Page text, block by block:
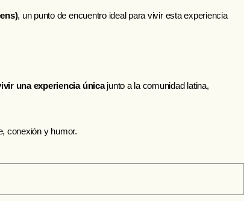
, un punto de encuentro ideal para vivir esta experiencia
una experiencia única junto a la comunidad latina,
conexión y humor.